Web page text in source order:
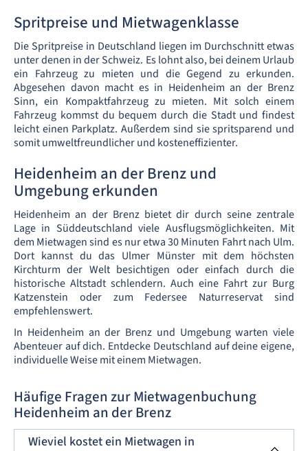
Spritpreise und Mietwagenklasse
Die Spritpreise in Deutschland liegen im Durchschnitt etwas
unter denen in der Schweiz. Es lohnt also, bei deinem Urlaub
ein Fahrzeug zu mieten und die Gegend zu erkunden.
Abgesehen davon macht es in Heidenheim an der Brenz
Sinn, ein Kompaktfahrzeug zu mieten. Mit solch einem
Fahrzeug kommst du bequem durch die Stadt und findest
leicht einen Parkplatz. Außerdem sind sie spritsparend und
somit umweltfreundlicher und kosteneffizienter.
Heidenheim an der Brenz und
Umgebung erkunden
Heidenheim an der Brenz bietet dir durch seine zentrale
Lage in Süddeutschland viele Ausflugsmöglichkeiten. Mit
dem Mietwagen sind es nur etwa 30 Minuten Fahrt nach Ulm.
Dort kannst du das Ulmer Münster mit dem höchsten
Kirchturm der Welt besichtigen oder einfach durch die
historische Altstadt schlendern. Auch eine Fahrt zur Burg
Katzenstein oder zum Federsee Naturreservat sind
empfehlenswert.
In Heidenheim an der Brenz und Umgebung warten viele
Abenteuer auf dich. Entdecke Deutschland auf deine eigene,
individuelle Weise mit einem Mietwagen.
Häufige Fragen zur Mietwagenbuchung
Heidenheim an der Brenz
Wieviel kostet ein Mietwagen in